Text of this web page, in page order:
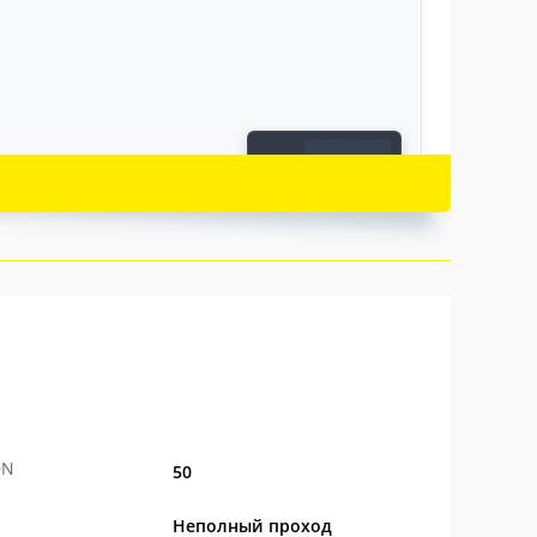
1 / 4 ← →
в кранах ЛД проверено практикой.
50
Неполный проход